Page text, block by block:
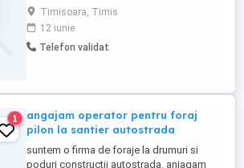
truckerului seriozitate și responsabilitate
salariu motivant în funcție de experiența!
Timisoara, Timis
12 iunie
Telefon validat
1
angajam operator pentru foraj
pilon la santier autostrada
suntem o firma de foraje la drumuri si
poduri constructii autostrada. anjagam